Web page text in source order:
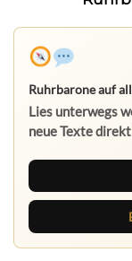
Ruhrbarone auf
Lies unterwegs
neue Texte